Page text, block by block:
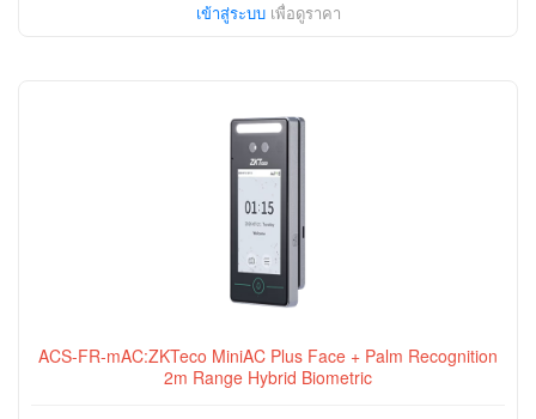
เข้าสู่ระบบเพื่อดูราคา
ACS-FR-mAC:ZKTeco MiniAC Plus Face + Palm Recognition
2m Range Hybrid Biometric